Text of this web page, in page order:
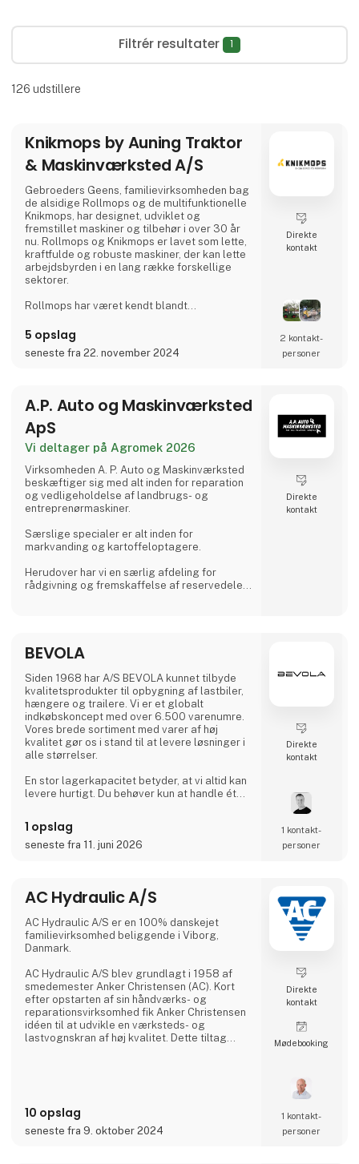
Filtrér resultater 1
126 udstillere
Knikmops by Auning Traktor
& Maskinværksted A/S
Gebroeders Geens, familievirksomheden bag
de alsidige Rollmops og de multifunktionelle
Knikmops, har designet, udviklet og
fremstillet maskiner og tilbehør i over 30 år
nu. Rollmops og Knikmops er lavet som lette,
kraftfulde og robuste maskiner, der kan lette
arbejdsbyrden i en lang række forskellige
sektorer.
Rollmops har været kendt blandt
Denne lille, alsidige transportmaskine kan
bære forsyninger lige ved siden af ​​det sted,
hvor de er nødvendige. Uanset om du kører i
bliver e
5 opslag
seneste fra 22. november 2024
Direkte
kontakt
2 kontakt­
personer
A.P. Auto og Maskinværksted
ApS
Vi deltager på Agromek 2026
Virksomheden A. P. Auto og Maskinværksted
beskæftiger sig med alt inden for reparation
og vedligeholdelse af landbrugs- og
entreprenørmaskiner.
Særslige specialer er alt inden for
markvanding og kartoffeloptagere.
Herudover har vi en særlig afdeling for
rådgivning og fremskaffelse af reservedele
autoværksted.
Direkte
kontakt
BEVOLA
Siden 1968 har A/S BEVOLA kunnet tilbyde
kvalitetsprodukter til opbygning af lastbiler,
hængere og trailere. Vi er et globalt
indkøbskoncept med over 6.500 varenumre.
Vores brede sortiment med varer af høj
kvalitet gør os i stand til at levere løsninger i
alle størrelser.
En stor lagerkapacitet betyder, at vi altid kan
levere hurtigt. Du behøver kun at handle ét
Hos BEVOLA ved vi, hvor vigtigt det er, at
udstyret er i orden - og matcher behovet. Vi
materialer, der matcher kunders behov i
forhold til vægt, is
1 opslag
seneste fra 11. juni 2026
Direkte
kontakt
1 kontakt­
personer
AC Hydraulic A/S
AC Hydraulic A/S er en 100% danskejet
familievirksomhed beliggende i Viborg,
Danmark.
AC Hydraulic A/S blev grundlagt i 1958 af
smedemester Anker Christensen (AC). Kort
efter opstarten af sin håndværks- og
reparationsvirksomhed fik Anker Christensen
idéen til at udvikle en værksteds- og
lastvognskran af høj kvalitet. Dette tiltag
sortiment af løfteudstyr til autobranchen, og
produkterne afsættes i dag til hele verden. I
10 opslag
seneste fra 9. oktober 2024
Direkte
kontakt
Møde­booking
1 kontakt­
personer